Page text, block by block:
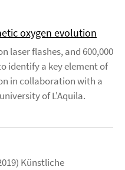
oxygen evolution
laser flashes, and 600,000
identify a key element of
in collaboration with a
of L'Aquila.
Künstliche